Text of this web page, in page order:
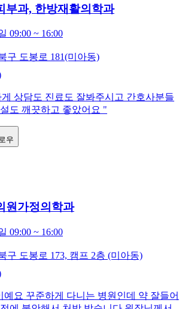
부과, 한방재활의학과
09:00 ~ 16:00
구 도봉로 181(미아동)
상담도 진료도 잘봐주시고 간호사분들
도 깨끗하고 좋았어요 "
우
원 가정의학과
09:00 ~ 16:00
구 도봉로 173, 캠프 2층 (미아동)
예요 꾸준하게 다니는 병원인데 약 잘들어